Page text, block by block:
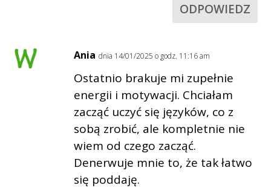
ODPOWIEDZ
Ania dnia 14/01/2025 o godz. 11:16 am
Ostatnio brakuje mi zupełnie
energii i motywacji. Chciałam
zacząć uczyć się języków, co z
sobą zrobić, ale kompletnie nie
wiem od czego zacząć.
Denerwuje mnie to, że tak łatwo
się poddaję.